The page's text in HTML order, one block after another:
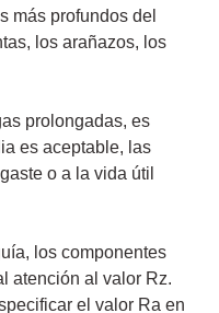
más profundos del
los arañazos, los
prolongadas, es
es aceptable, las
o a la vida útil
los componentes
atención al valor Rz.
el valor Ra en